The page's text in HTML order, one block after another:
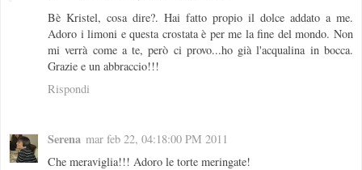
Bè Kristel, cosa dire?. Hai fatto propio il dolce addato a me.
Adoro i limoni e questa crostata è per me la fine del mondo. Non
mi verrà come a te, però ci provo...ho già l'acqualina in bocca.
Grazie e un abbraccio!!!
Rispondi
Serena mar feb 22, 04:18:00 PM 2011
Che meraviglia!!! Adoro le torte meringate!